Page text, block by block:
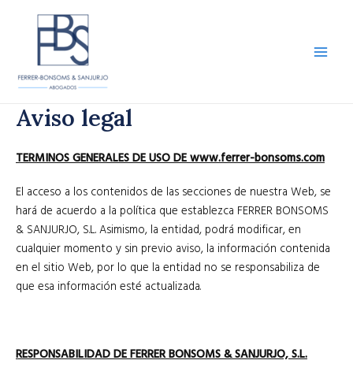
contenido
Aviso legal
TERMINOS GENERALES DE USO DEwww.ferrer-bonsoms.com
El acceso a los contenidos de las secciones de nuestra Web, se
hará de acuerdo a la política que establezca FERRER BONSOMS
& SANJURJO, S.L. Asimismo, la entidad, podrá modificar, en
cualquier momento y sin previo aviso, la información contenida
en el sitio Web, por lo que la entidad no se responsabiliza de
que esa información esté actualizada.
RESPONSABILIDAD DE FERRER BONSOMS & SANJURJO, S.L.